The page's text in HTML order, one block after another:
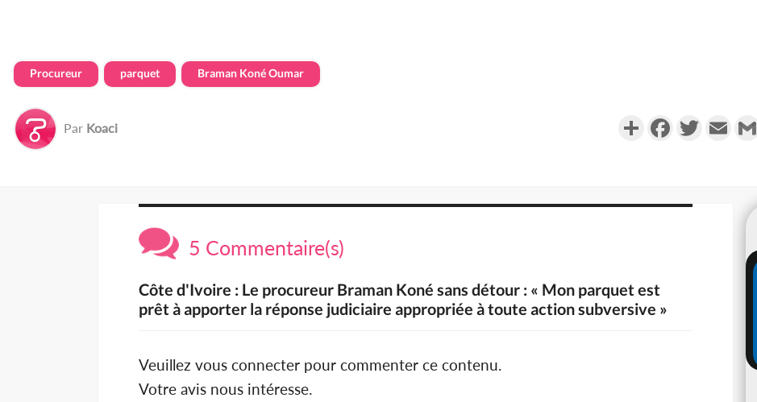
Procureur parquet Braman Koné Oumar
Par Koaci PartagerFacebookTwitterEmail
5 Commentaire(s)
Côte d'Ivoire : Le procureur Braman Koné sans détour : « Mon parquet est
prêt à apporter la réponse judiciaire appropriée à toute action subversive »
Veuillez vous connecter pour commenter ce contenu.
Votre avis nous intéresse.